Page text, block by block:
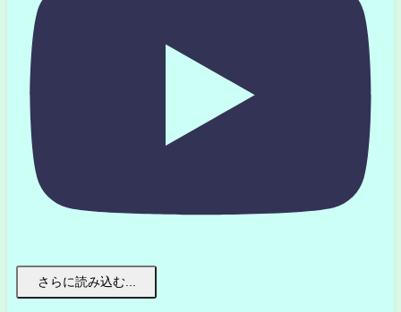
さらに読み込む...